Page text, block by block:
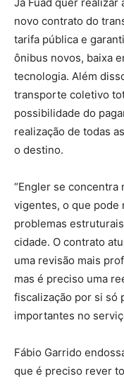
Já Fuad quer realizar
novo contrato do
tarifa pública e
ônibus novos, baixa
tecnologia. Além
transporte coletivo
possibilidade do
realização de todas
o destino.
“Engler se concentra
vigentes, o que pode
problemas
cidade. O contrato
uma revisão mais
mas é preciso uma
fiscalização por si só
importantes no
Fábio Garrido
que é preciso rever